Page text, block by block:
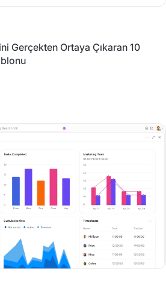
Gerçekten Ortaya Çıkaran 10